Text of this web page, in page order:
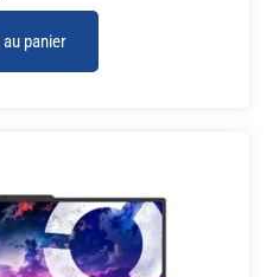
panier